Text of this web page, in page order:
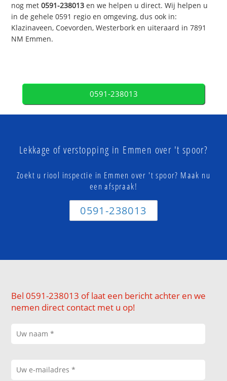
nog met0591-238013 en we helpen u direct. Wij helpen u
in de gehele 0591 regio en omgeving, dus ook in:
Klazinaveen, Coevorden, Westerbork en uiteraard in 7891
NM Emmen.
0591-238013
Lekkage of verstopping in Emmen over 't spoor?
Zoekt u riool inspectie in Emmen over 't spoor? Maak nu
een afspraak!
0591-238013
Bel 0591-238013 of laat een bericht achter en we
nemen direct contact met u op!